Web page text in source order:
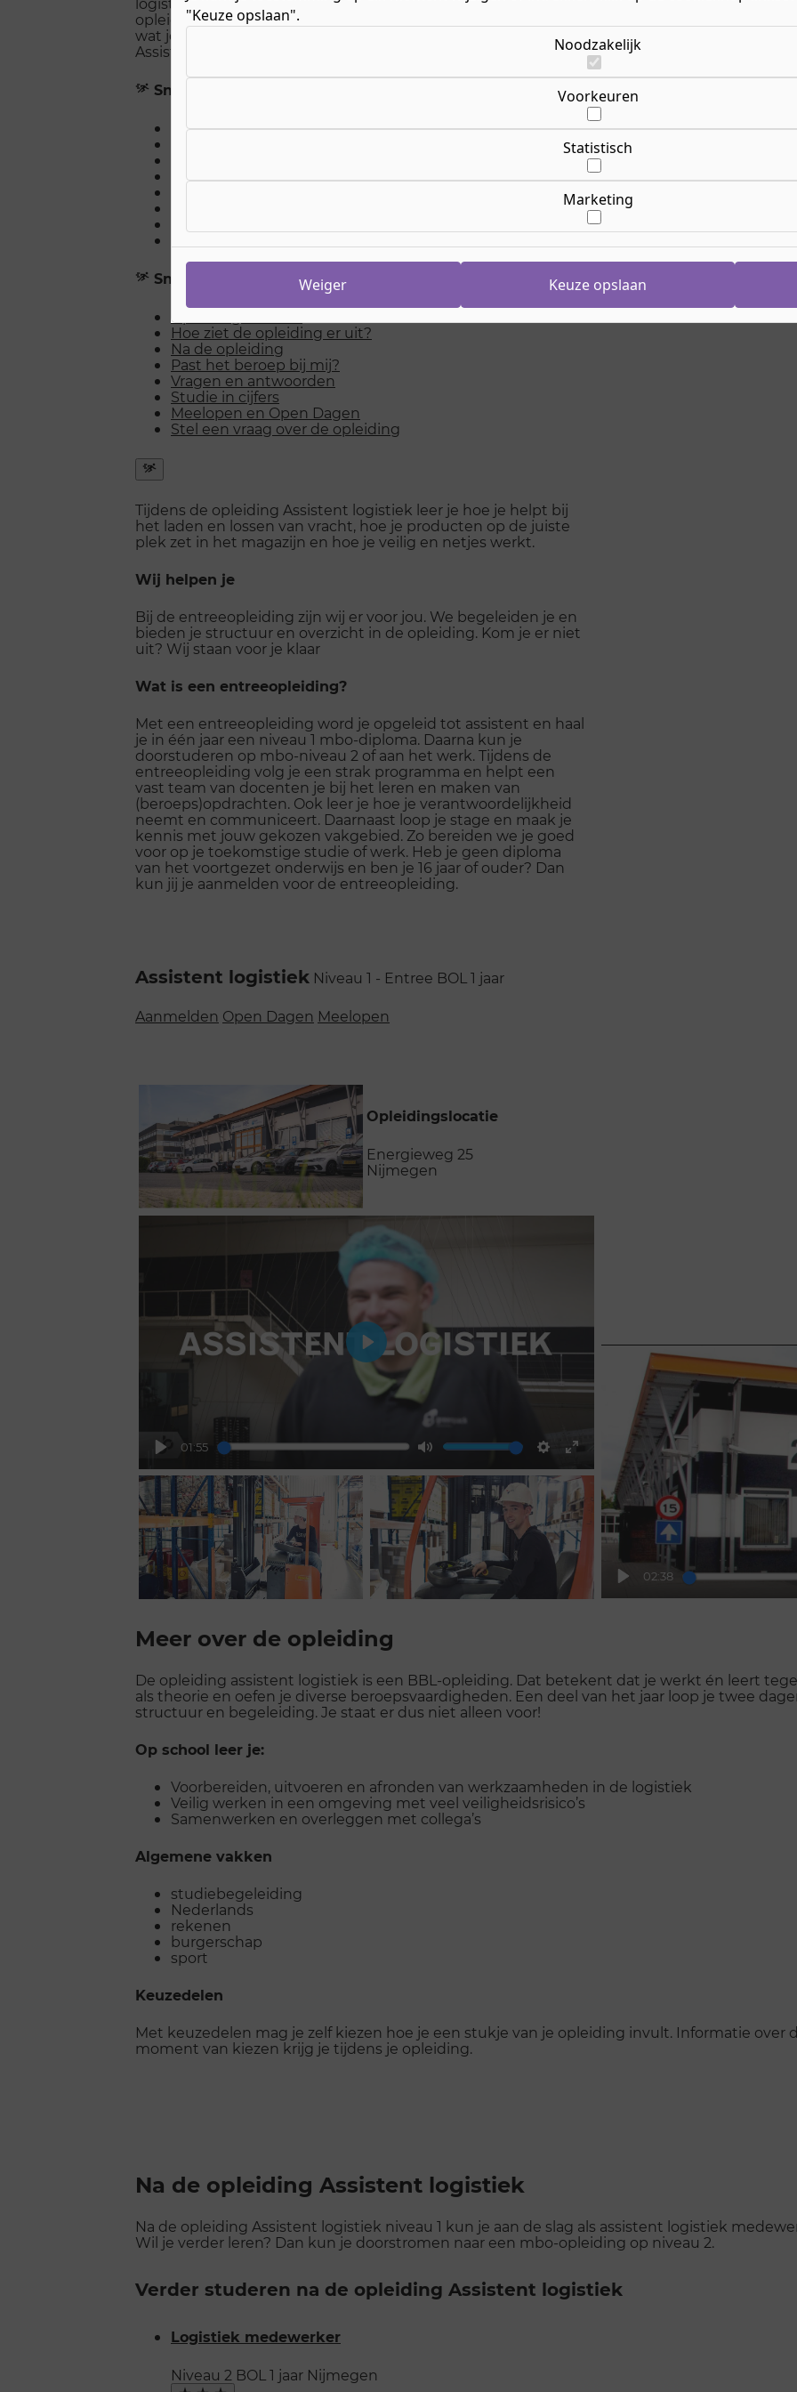
opleiding. Wil je weten wat je leert, welke taken je uitvoert en
wat je na de opleiding kunt doen? Ontdek hier de opleiding
Assistent logistiek!
Snel naar
Opleiding in beeld
Past het beroep bij mij?
Snel naar
Opleiding in beeld
Hoe ziet de opleiding er uit?
Na de opleiding
Past het beroep bij mij?
Vragen en antwoorden
Studie in cijfers
Meelopen en Open Dagen
Stel een vraag over de opleiding
Snel
naar
menu
openen
Tijdens de opleiding Assistent logistiek leer je hoe je helpt bij
het laden en lossen van vracht, hoe je producten op de juiste
plek zet in het magazijn en hoe je veilig en netjes werkt.
Wij helpen je
Bij de entreeopleiding zijn wij er voor jou. We begeleiden je en
bieden je structuur en overzicht in de opleiding. Kom je er niet
uit? Wij staan voor je klaar
Wat is een entreeopleiding?
Met een entreeopleiding word je opgeleid tot assistent en haal
je in één jaar een niveau 1 mbo-diploma. Daarna kun je
doorstuderen op mbo-niveau 2 of aan het werk. Tijdens de
entreeopleiding volg je een strak programma en helpt een
vast team van docenten je bij het leren en maken van
(beroeps)opdrachten. Ook leer je hoe je verantwoordelijkheid
neemt en communiceert. Daarnaast loop je stage en maak je
kennis met jouw gekozen vakgebied. Zo bereiden we je goed
voor op je toekomstige studie of werk. Heb je geen diploma
van het voortgezet onderwijs en ben je 16 jaar of ouder? Dan
kun jij je aanmelden voor de entreeopleiding.
Aanmelden
Assistent logistiek Niveau 1 - Entree BOL 1 jaar
Aanmelden Open Dagen Meelopen
Opleidingslocatie
Energieweg 25
Nijmegen
Naar de opleidingslocatie
Play
01:55
Mute Settings
Enter
fullscreen
Play
Play
02:38
galerij
Meer over de opleiding
De opleiding assistent logistiek is een BBL-opleiding. Dat betekent dat je werkt én leert
als theorie en oefen je diverse beroepsvaardigheden. Een deel van het jaar loop je twee
structuur en begeleiding. Je staat er dus niet alleen voor!
Op school leer je:
Voorbereiden, uitvoeren en afronden van werkzaamheden in de logistiek
Veilig werken in een omgeving met veel veiligheidsrisico’s
Samenwerken en overleggen met collega’s
Algemene vakken
studiebegeleiding
Nederlands
rekenen
burgerschap
sport
Keuzedelen
Met keuzedelen mag je zelf kiezen hoe je een stukje van je opleiding invult. Informatie over
moment van kiezen krijg je tijdens je opleiding.
Na de opleiding Assistent logistiek
Na de opleiding Assistent logistiek niveau 1 kun je aan de slag als assistent logistiek
Wil je verder leren? Dan kun je doorstromen naar een mbo-opleiding op niveau 2.
Verder studeren na de opleiding Assistent logistiek
Logistiek medewerker
Niveau 2 BOL 1 jaar Nijmegen
"Keuze opslaan".
Noodzakelijk
Voorkeuren
Statistisch
Marketing
Weiger Keuze opslaan